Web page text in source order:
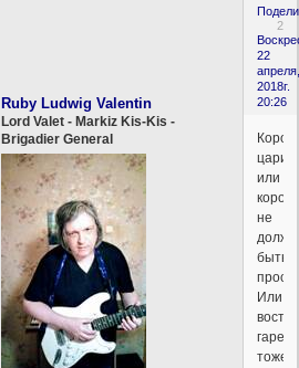
2
22
апреля,
2018г.
20:26
Ruby Ludwig Valentin
Lord Valet - Markiz Kis-Kis -
Brigadier General
или
не
быть
Или
тоже